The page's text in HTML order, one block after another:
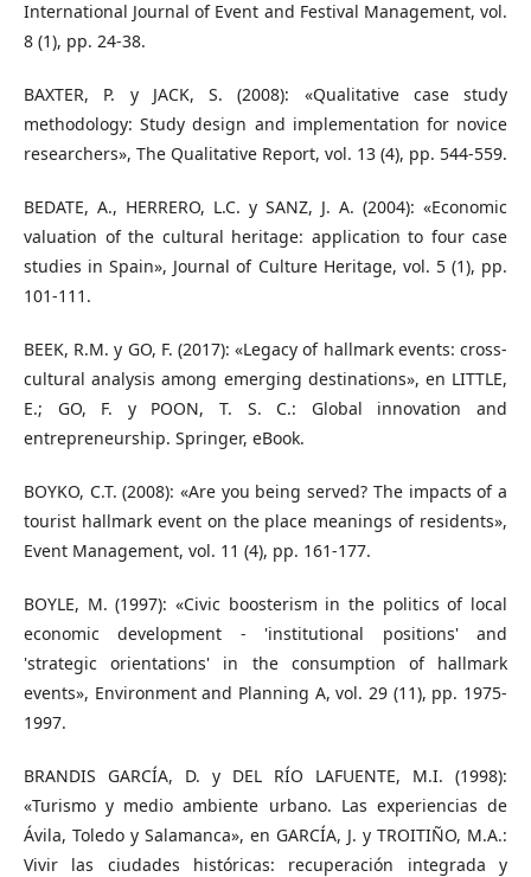
International Journal of Event and Festival Management, vol.
8 (1), pp. 24-38.
BAXTER, P. y JACK, S. (2008): «Qualitative case study
methodology: Study design and implementation for novice
researchers», The Qualitative Report, vol. 13 (4), pp. 544-559.
BEDATE, A., HERRERO, L.C. y SANZ, J. A. (2004): «Economic
valuation of the cultural heritage: application to four case
studies in Spain», Journal of Culture Heritage, vol. 5 (1), pp.
101-111.
BEEK, R.M. y GO, F. (2017): «Legacy of hallmark events: cross-
cultural analysis among emerging destinations», en LITTLE,
E.; GO, F. y POON, T. S. C.: Global innovation and
entrepreneurship. Springer, eBook.
BOYKO, C.T. (2008): «Are you being served? The impacts of a
tourist hallmark event on the place meanings of residents»,
Event Management, vol. 11 (4), pp. 161-177.
BOYLE, M. (1997): «Civic boosterism in the politics of local
economic development - 'institutional positions' and
'strategic orientations' in the consumption of hallmark
events», Environment and Planning A, vol. 29 (11), pp. 1975-
1997.
BRANDIS GARCÍA, D. y DEL RÍO LAFUENTE, M.I. (1998):
«Turismo y medio ambiente urbano. Las experiencias de
Ávila, Toledo y Salamanca», en GARCÍA, J. y TROITIÑO, M.A.:
Vivir las ciudades históricas: recuperación integrada y